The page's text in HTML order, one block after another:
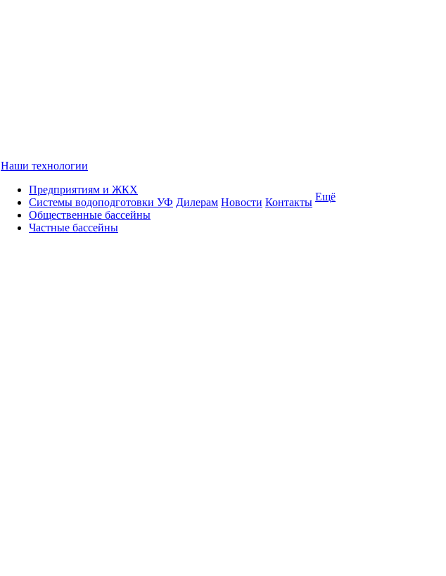
Наши технологии
Предприятиям и ЖКХ
Системы водоподготовки УФ
Общественные бассейны
Частные бассейны
Дилерам Новости Контакты Ещё